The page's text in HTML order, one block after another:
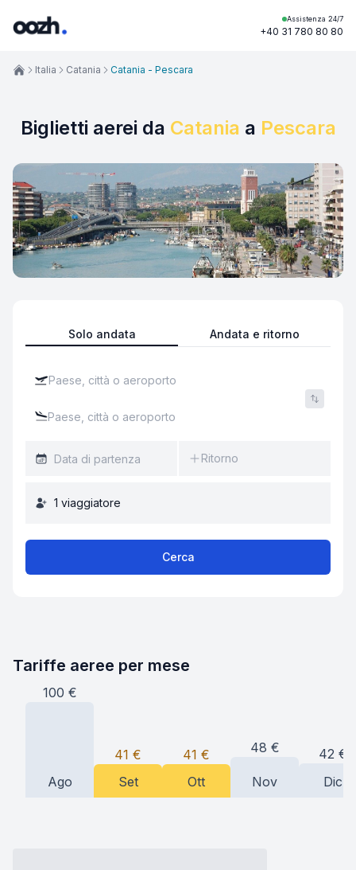
Assistenza 24/7
+40 31 780 80 80
Biglietti aerei da Catania a Pescara
Solo andata Andata e ritorno
Ritorno
1 viaggiatore
Cerca
Italia Catania Catania - Pescara
Tariffe aeree per mese
100 €
Ago
41 €
Set
41 €
Ott
48 €
Nov
42 €
Dic